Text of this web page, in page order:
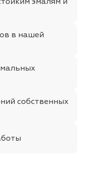
в нашей
собственных